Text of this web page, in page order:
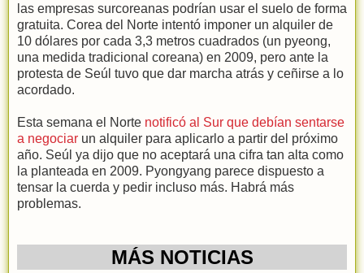
las empresas surcoreanas podrían usar el suelo de forma
gratuita. Corea del Norte intentó imponer un alquiler de
10 dólares por cada 3,3 metros cuadrados (un pyeong,
una medida tradicional coreana) en 2009, pero ante la
protesta de Seúl tuvo que dar marcha atrás y ceñirse a lo
acordado.
Esta semana el Norte notificó al Sur que debían sentarse
a negociar un alquiler para aplicarlo a partir del próximo
año. Seúl ya dijo que no aceptará una cifra tan alta como
la planteada en 2009. Pyongyang parece dispuesto a
tensar la cuerda y pedir incluso más. Habrá más
problemas.
MÁS NOTICIAS